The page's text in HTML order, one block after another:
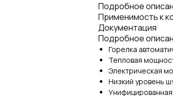
Подробное
Применимость к
Документация
Подробное
Горелка
Тепловая
Электрическая
Низкий уровень